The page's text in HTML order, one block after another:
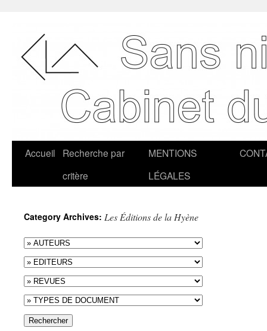
Accueil
Recherche par
critère
MENTIONS
LÉGALES
Category Archives: Les Éditions de la Hyène
Rechercher